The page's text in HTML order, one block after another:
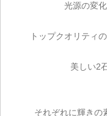
光源の変
トップクオリティ
美しい2
それぞれに輝きの